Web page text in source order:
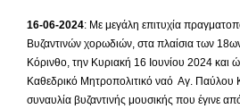
16-06-2024: Με μεγάλη επιτυχία
Βυζαντινών χορωδιών, στα πλαίσια των
Κόρινθο, την Κυριακή 16 Ιουνίου 2024 και
Καθεδρικό Μητροπολιτικό ναό Αγ. Παύλου
συναυλία βυζαντινής μουσικής που έγινε